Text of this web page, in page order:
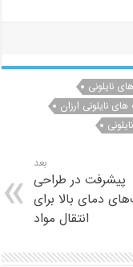
نایلونی
نایلونی ارزان
بعد
پیشرفت در طراحی
دمای بالا برای
انتقال مواد